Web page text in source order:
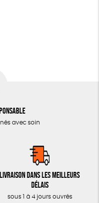
avec soin
Livraison dans les meilleurs
délais
sous 1 à 4 jours ouvrés